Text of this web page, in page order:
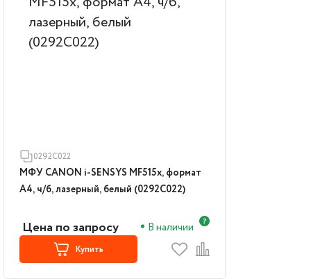
0292C022
МФУ CANON i-SENSYS MF515x, формат
А4, ч/б, лазерный, белый (0292C022)
Цена по запросу В наличии
Купить